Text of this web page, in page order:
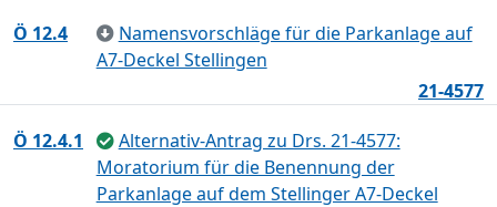
Ö 12.4
Namensvorschläge für die Parkanlage auf
A7-Deckel Stellingen
21-4577
Ö 12.4.1
Alternativ-Antrag zu Drs. 21-4577:
Moratorium für die Benennung der
Parkanlage auf dem Stellinger A7-Deckel